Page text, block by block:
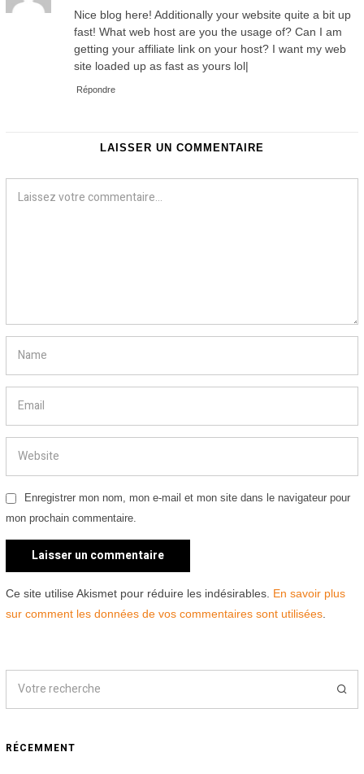
Nice blog here! Additionally your website quite a bit up
fast! What web host are you the usage of? Can I am
getting your affiliate link on your host? I want my web
site loaded up as fast as yours lol|
Répondre
LAISSER UN COMMENTAIRE
Enregistrer mon nom, mon e-mail et mon site dans le navigateur pour
mon prochain commentaire.
Ce site utilise Akismet pour réduire les indésirables. En savoir plus
sur comment les données de vos commentaires sont utilisées.
RÉCEMMENT